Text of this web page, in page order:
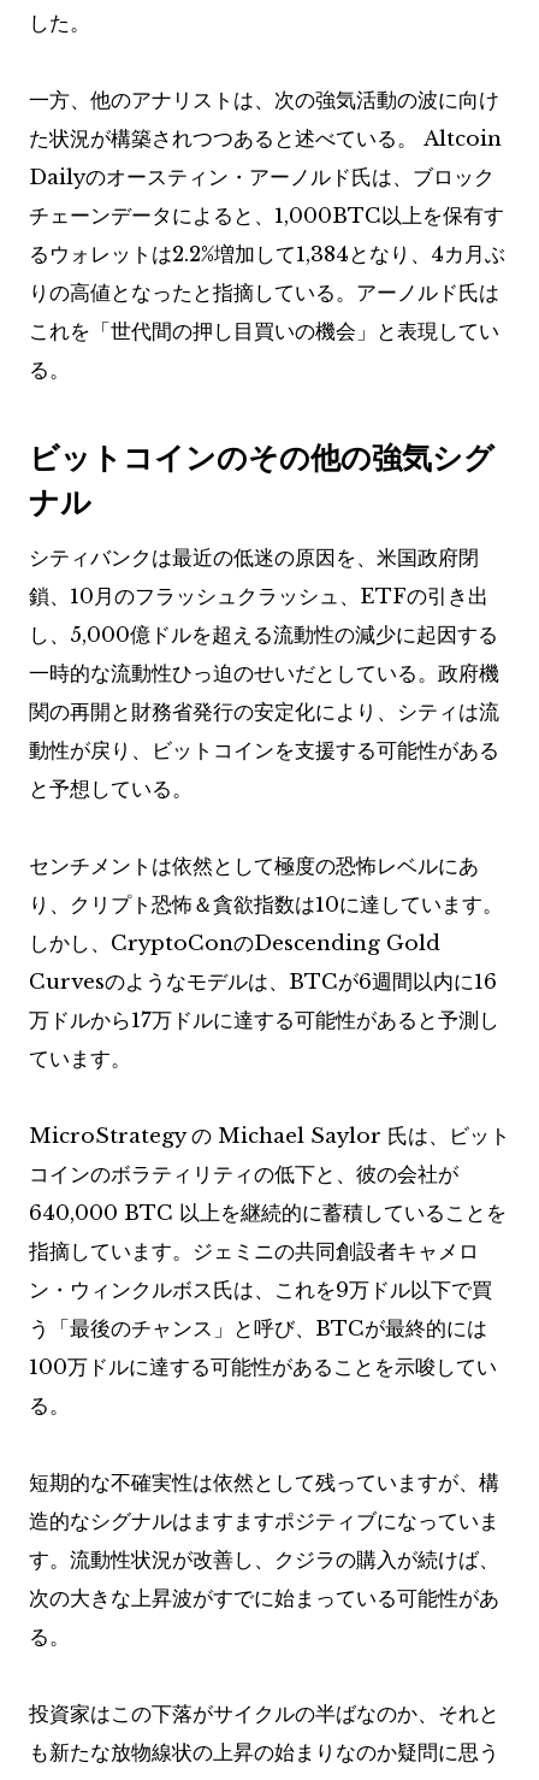
した。
一方、他のアナリストは、次の強気活動の波に向け
た状況が構築されつつあると述べている。 Altcoin
Dailyのオースティン・アーノルド氏は、ブロック
チェーンデータによると、1,000BTC以上を保有す
るウォレットは2.2%増加して1,384となり、4カ月ぶ
りの高値となったと指摘している。アーノルド氏は
これを「世代間の押し目買いの機会」と表現してい
る。
ビットコインのその他の強気シグ
ナル
シティバンクは最近の低迷の原因を、米国政府閉
鎖、10月のフラッシュクラッシュ、ETFの引き出
し、5,000億ドルを超える流動性の減少に起因する
一時的な流動性ひっ迫のせいだとしている。政府機
関の再開と財務省発行の安定化により、シティは流
動性が戻り、ビットコインを支援する可能性がある
と予想している。
センチメントは依然として極度の恐怖レベルにあ
り、クリプト恐怖＆貪欲指数は10に達しています。
しかし、CryptoConのDescending Gold
Curvesのようなモデルは、BTCが6週間以内に16
万ドルから17万ドルに達する可能性があると予測し
ています。
MicroStrategy の Michael Saylor 氏は、ビット
コインのボラティリティの低下と、彼の会社が
640,000 BTC 以上を継続的に蓄積していることを
指摘しています。ジェミニの共同創設者キャメロ
ン・ウィンクルボス氏は、これを9万ドル以下で買
う「最後のチャンス」と呼び、BTCが最終的には
100万ドルに達する可能性があることを示唆してい
る。
短期的な不確実性は依然として残っていますが、構
造的なシグナルはますますポジティブになっていま
す。流動性状況が改善し、クジラの購入が続けば、
次の大きな上昇波がすでに始まっている可能性があ
る。
投資家はこの下落がサイクルの半ばなのか、それと
も新たな放物線状の上昇の始まりなのか疑問に思う